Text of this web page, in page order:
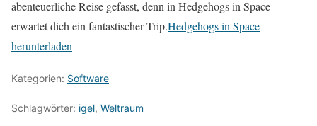
abenteuerliche Reise gefasst, denn in Hedgehogs in Space
erwartet dich ein fantastischer Trip.Hedgehogs in Space
herunterladen
Kategorien: Software
Schlagwörter: igel, Weltraum